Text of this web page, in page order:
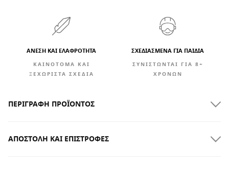
ΆΝΕΣΗ ΚΑΙ ΕΛΑΦΡΌΤΗΤΑ
ΚΑΙΝΟΤΌΜΑ ΚΑΙ
ΞΕΧΩΡΙΣΤΆ ΣΧΈΔΙΑ
ΣΧΕΔΙΑΣΜΕΝΑ ΓΙΑ ΠΑΙΔΙΑ
ΣΥΝΙΣΤΏΝΤΑΙ ΓΙΑ 8+
ΧΡΟΝΏΝ
ΠΕΡΙΓΡΑΦΉ ΠΡΟΪΌΝΤΟΣ
ΑΠΟΣΤΟΛΉ ΚΑΙ ΕΠΙΣΤΡΟΦΈΣ